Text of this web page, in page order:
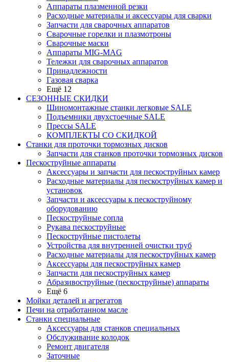
Аппараты плазменной резки
Расходные материалы и аксессуары для сварки
Запчасти для сварочных аппаратов
Сварочные горелки и плазмотроны
Сварочные маски
Аппараты MIG-MAG
Тележки для сварочных аппаратов
Принадлежности
Газовая сварка
Ещё 12
СЕЗОННЫЕ СКИДКИ
Шиномонтажные станки легковые SALE
Подъемники двухстоечные SALE
Прессы SALE
КОМПЛЕКТЫ СО СКИДКОЙ
Станки для проточки тормозных дисков
Запчасти для станков проточки тормозных дисков
Пескоструйные аппараты
Аксессуары и запчасти для пескоструйных камер
Расходные материалы для пескоструйных камер и
установок
Запчасти и аксессуары к пескоструйному
оборудованию
Пескоструйные сопла
Рукава пескоструйные
Пескоструйные пистолеты
Устройства для внутренней очистки труб
Расходные материалы для пескоструйных камер
Аксессуары для пескоструйных камер
Запчасти для пескоструйных камер
Абразивоструйные (пескоструйные) аппараты
Ещё 6
Мойки деталей и агрегатов
Печи на отработанном масле
Станки специальные
Аксессуары для станков специальных
Обслуживание колодок
Ремонт двигателя
Заточные